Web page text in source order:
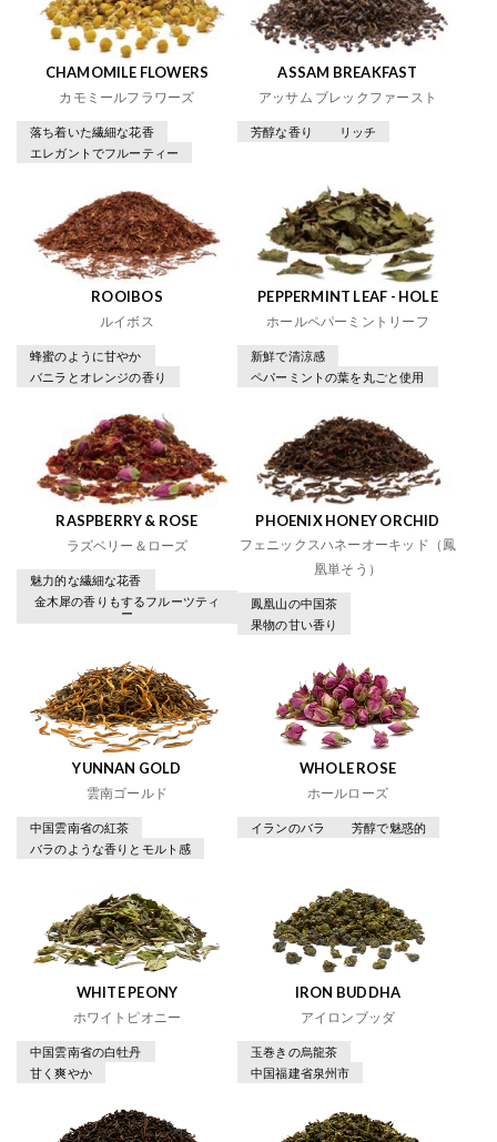
CHAMOMILE FLOWERS
カモミールフラワーズ
落ち着いた繊細な花香
エレガントでフルーティー
ASSAM BREAKFAST
アッサム ブレックファースト
芳醇な香り リッチ
ROOIBOS
ルイボス
蜂蜜のように甘やか
バニラとオレンジの香り
PEPPERMINT LEAF - HOLE
ホールペパーミントリーフ
新鮮で清涼感
ペパーミントの葉を丸ごと使用
RASPBERRY & ROSE
ラズベリー＆ローズ
魅力的な繊細な花香
金木犀の香りもするフルーツティ
ー
PHOENIX HONEY ORCHID
フェニックスハネーオーキッド（鳳
凰単そう）
鳳凰山の中国茶
果物の甘い香り
YUNNAN GOLD
雲南ゴールド
中国雲南省の紅茶
バラのような香りとモルト感
WHOLE ROSE
ホールローズ
イランのバラ 芳醇で魅惑的
WHITE PEONY
ホワイトピオニー
中国雲南省の白牡丹
甘く爽やか
IRON BUDDHA
アイロンブッダ
玉巻きの烏龍茶
中国福建省泉州市